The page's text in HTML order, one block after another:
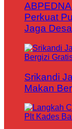
Perkuat
Jaga Desa
Srikandi
Makan